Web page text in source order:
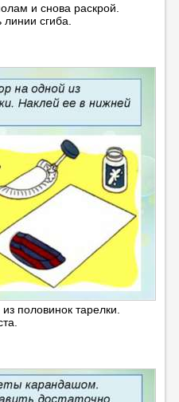
и снова раскрой.
сгиба.
половинок тарелки.